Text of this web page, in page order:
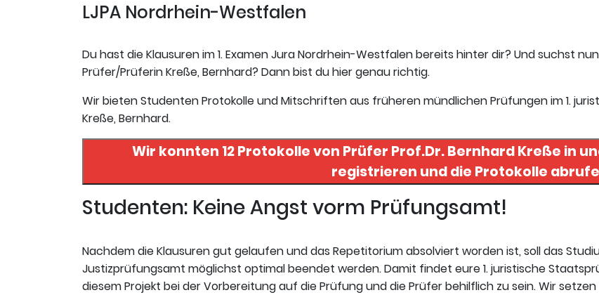
LJPA Nordrhein-Westfalen
Du hast die Klausuren im 1. Examen Jura Nordrhein-Westfalen bereits hinter dir? Und suchst
Prüfer/Prüferin Kreße, Bernhard? Dann bist du hier genau richtig.
Wir bieten Studenten Protokolle und Mitschriften aus früheren mündlichen Prüfungen im 1.
Kreße, Bernhard.
Wir konnten 12 Protokolle von Prüfer Prof.Dr. Bernhard Kreße in
registrieren und die Protokolle
Studenten: Keine Angst vorm Prüfungsamt!
Nachdem die Klausuren gut gelaufen und das Repetitorium absolviert worden ist, soll das
Justizprüfungsamt möglichst optimal beendet werden. Damit findet eure 1. juristische
diesem Projekt bei der Vorbereitung auf die Prüfung und die Prüfer behilflich zu sein. Wir